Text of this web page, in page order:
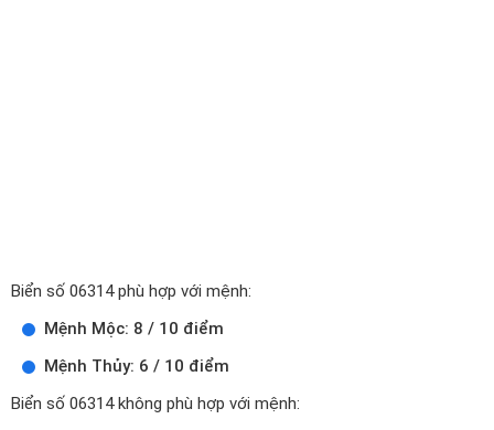
Biển số 06314 phù hợp với mệnh:
Mệnh Mộc: 8 / 10 điểm
Mệnh Thủy: 6 / 10 điểm
Biển số 06314 không phù hợp với mệnh: